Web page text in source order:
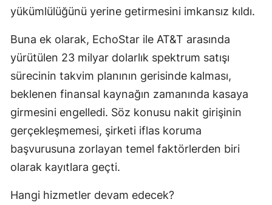
yükümlülüğünü yerine getirmesini imkansız kıldı.
Buna ek olarak, EchoStar ile AT&T arasında
yürütülen 23 milyar dolarlık spektrum satışı
sürecinin takvim planının gerisinde kalması,
beklenen finansal kaynağın zamanında kasaya
girmesini engelledi. Söz konusu nakit girişinin
gerçekleşmemesi, şirketi iflas koruma
başvurusuna zorlayan temel faktörlerden biri
olarak kayıtlara geçti.
Hangi hizmetler devam edecek?